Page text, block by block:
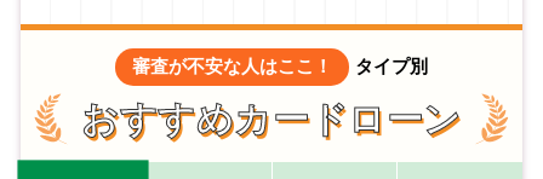
審査が不安な人はここ！ タイプ別
おすすめカードローン